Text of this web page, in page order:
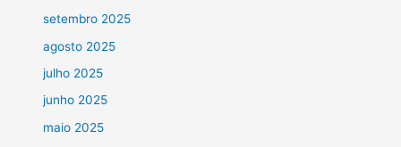
setembro 2025
agosto 2025
julho 2025
junho 2025
maio 2025